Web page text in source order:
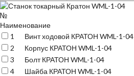
№
Наименование
1
Винт ходовой КРАТОН WML-1-04
2
Корпус КРАТОН WML-1-04
3
Болт КРАТОН WML-1-04
4
Шайба КРАТОН WML-1-04